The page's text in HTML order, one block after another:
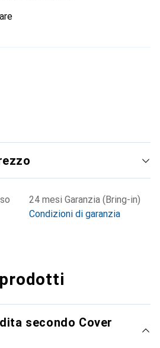
24 mesi Garanzia (Bring-in)
Condizioni di garanzia
secondo Cover